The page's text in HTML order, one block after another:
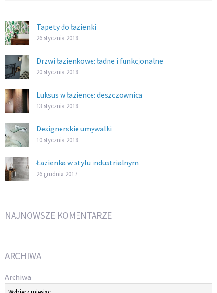
Tapety do łazienki
26 stycznia 2018
Drzwi łazienkowe: ładne i funkcjonalne
20 stycznia 2018
Luksus w łazience: deszczownica
13 stycznia 2018
Designerskie umywalki
10 stycznia 2018
Łazienka w stylu industrialnym
26 grudnia 2017
NAJNOWSZE KOMENTARZE
ARCHIWA
Archiwa